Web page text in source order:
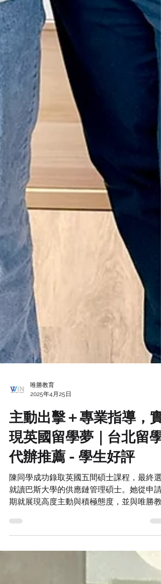
唯勝教育
2025年4月25日
主動出擊＋專業指導，實
現英國留學夢｜台北留學
代辦推薦 - 學生好評
陳同學成功錄取英國五間碩士課程，最終選
就讀巴斯大學的供應鏈管理碩士。她從申請
期就展現高度主動與積極態度，並與唯勝教
的顧問團隊密切合作。從選校策略到文件撰